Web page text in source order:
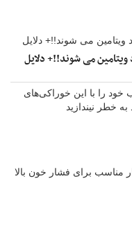
ویتامین می شوند!!+ دلایل